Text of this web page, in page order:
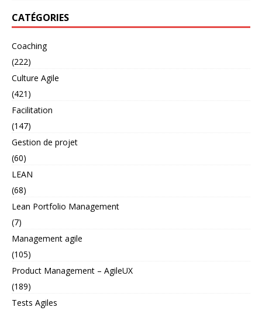
CATÉGORIES
Coaching
(222)
Culture Agile
(421)
Facilitation
(147)
Gestion de projet
(60)
LEAN
(68)
Lean Portfolio Management
(7)
Management agile
(105)
Product Management – AgileUX
(189)
Tests Agiles